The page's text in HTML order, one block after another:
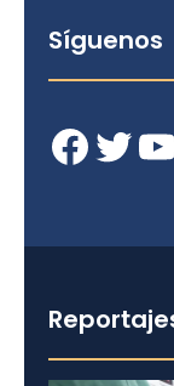
Síguenos
Facebook Twitter YouTube